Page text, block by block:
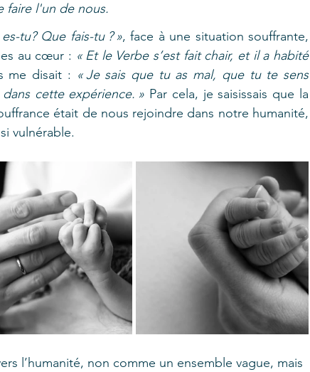
faire l'un de nous.
es-tu? Que fais-tu ? », face à une situation souffrante,
au cœur : « Et le Verbe s’est fait chair, et il a habité
me disait : « Je sais que tu as mal, que tu te sens
cette expérience. » Par cela, je saisissais que la
était de nous rejoindre dans notre humanité,
vulnérable.
l’humanité, non comme un ensemble vague, mais